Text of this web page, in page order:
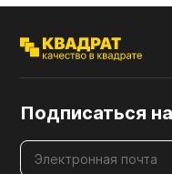
Подписаться